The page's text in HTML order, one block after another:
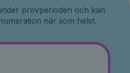
provperioden och kan
när som helst.